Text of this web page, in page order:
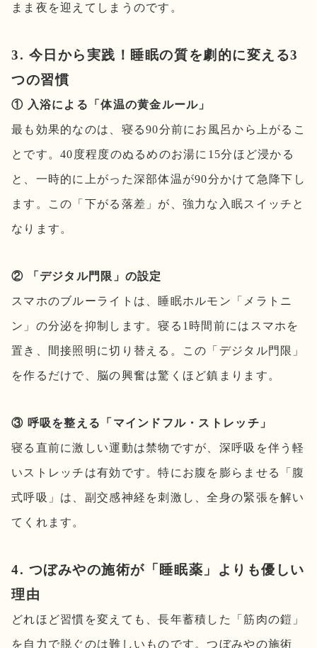
まま夜を迎えてしまうのです。
3. 今日から実践！睡眠の質を劇的に変える3
つの習慣
① 入浴による「体温の黄金ルール」
最も効果的なのは、寝る90分前にお風呂から上がるこ
とです。40度程度のぬるめのお湯に15分ほど浸かる
と、一時的に上がった深部体温が90分かけて急降下し
ます。この「下がる落差」が、強力な入眠スイッチと
なります。
② 「デジタル門限」の設定
スマホのブルーライトは、睡眠ホルモン「メラトニ
ン」の分泌を抑制します。寝る1時間前にはスマホを
置き、間接照明に切り替える。この「デジタル門限」
を作るだけで、脳の興奮は驚くほど鎮まります。
③ 呼吸を整える「マインドフル・ストレッチ」
寝る直前に激しい運動は禁物ですが、深呼吸を伴う軽
いストレッチは有効です。特にお腹を膨らませる「腹
式呼吸」は、副交感神経を刺激し、全身の緊張を解い
てくれます。
4. つぼみやの施術が「睡眠薬」よりも優しい
理由
どれほど習慣を変えても、長年蓄積した「筋肉の鎧」
を自力で脱ぐのは難しいものです。つぼみやの施術